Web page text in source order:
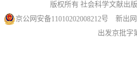
版权所有 社会科学文献出
京公网安备11010202008212号 新出网
出发京批字